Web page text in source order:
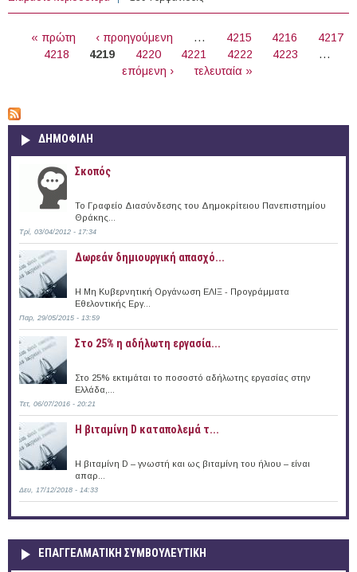
Εκπαιδευτικοί Ειδικών Μαθημάτων στο Τ.Ε.Ι. Κρήτης
« πρώτη ‹ προηγούμενη … 4215 4216
4217
4218
4219 4220 4221 4222 4223
…
επόμενη ›
τελευταία »
ΔΗΜΟΦΙΛΗ
Σκοπός
Το Γραφείο Διασύνδεσης του Δημοκρίτειου Πανεπιστημίου
Θράκης...
Τρί, 03/04/2012 - 17:34
Δωρεάν δημιουργική απασχό...
Η Μη Κυβερνητική Οργάνωση ΕΛΙΞ - Προγράμματα
Εθελοντικής Εργ...
Παρ, 29/05/2015 - 13:59
Στο 25% η αδήλωτη εργασία...
Στο 25% εκτιμάται το ποσοστό αδήλωτης εργασίας στην
Ελλάδα,...
Τετ, 06/07/2016 - 20:21
Η βιταμίνη D καταπολεμά τ...
Η βιταμίνη D – γνωστή και ως βιταμίνη του ήλιου – είναι
απαρ...
Δευ, 17/12/2018 - 14:33
ΕΠΑΓΓΕΛΜΑΤΙΚΉ ΣΥΜΒΟΥΛΕΥΤΙΚΉ